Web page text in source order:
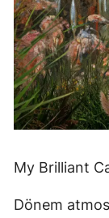
My Brilliant
Dönem